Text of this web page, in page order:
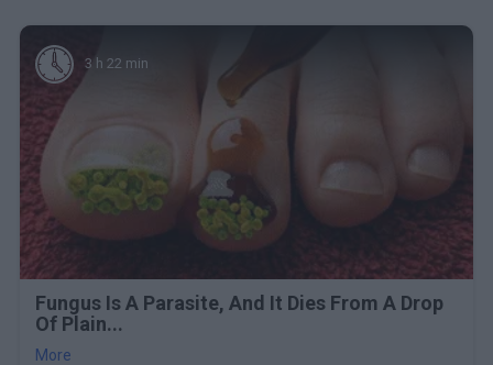
3 h 22 min
Fungus Is A Parasite, And It Dies From A Drop
Of Plain...
More